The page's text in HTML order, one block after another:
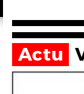
Actu